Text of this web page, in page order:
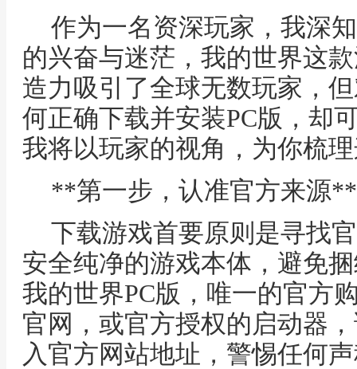
作为一名资深玩家，我深
的兴奋与迷茫，我的世界这
造力吸引了全球无数玩家，
何正确下载并安装PC版，却
我将以玩家的视角，为你梳
**第一步，认准官方来源**
下载游戏首要原则是寻找
安全纯净的游戏本体，避免
我的世界PC版，唯一的官方
官网，或官方授权的启动器
入官方网站地址，警惕任何